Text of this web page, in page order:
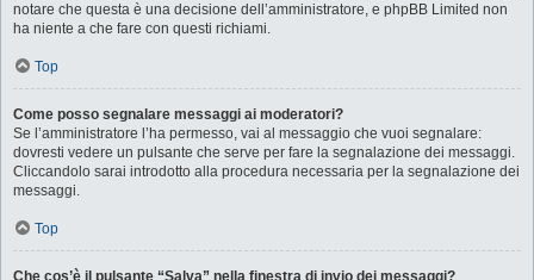
notare che questa è una decisione dell’amministratore, e phpBB Limited non
ha niente a che fare con questi richiami.
Top
Come posso segnalare messaggi ai moderatori?
Se l’amministratore l’ha permesso, vai al messaggio che vuoi segnalare:
dovresti vedere un pulsante che serve per fare la segnalazione dei messaggi.
Cliccandolo sarai introdotto alla procedura necessaria per la segnalazione dei
messaggi.
Top
Che cos’è il pulsante “Salva” nella finestra di invio dei messaggi?